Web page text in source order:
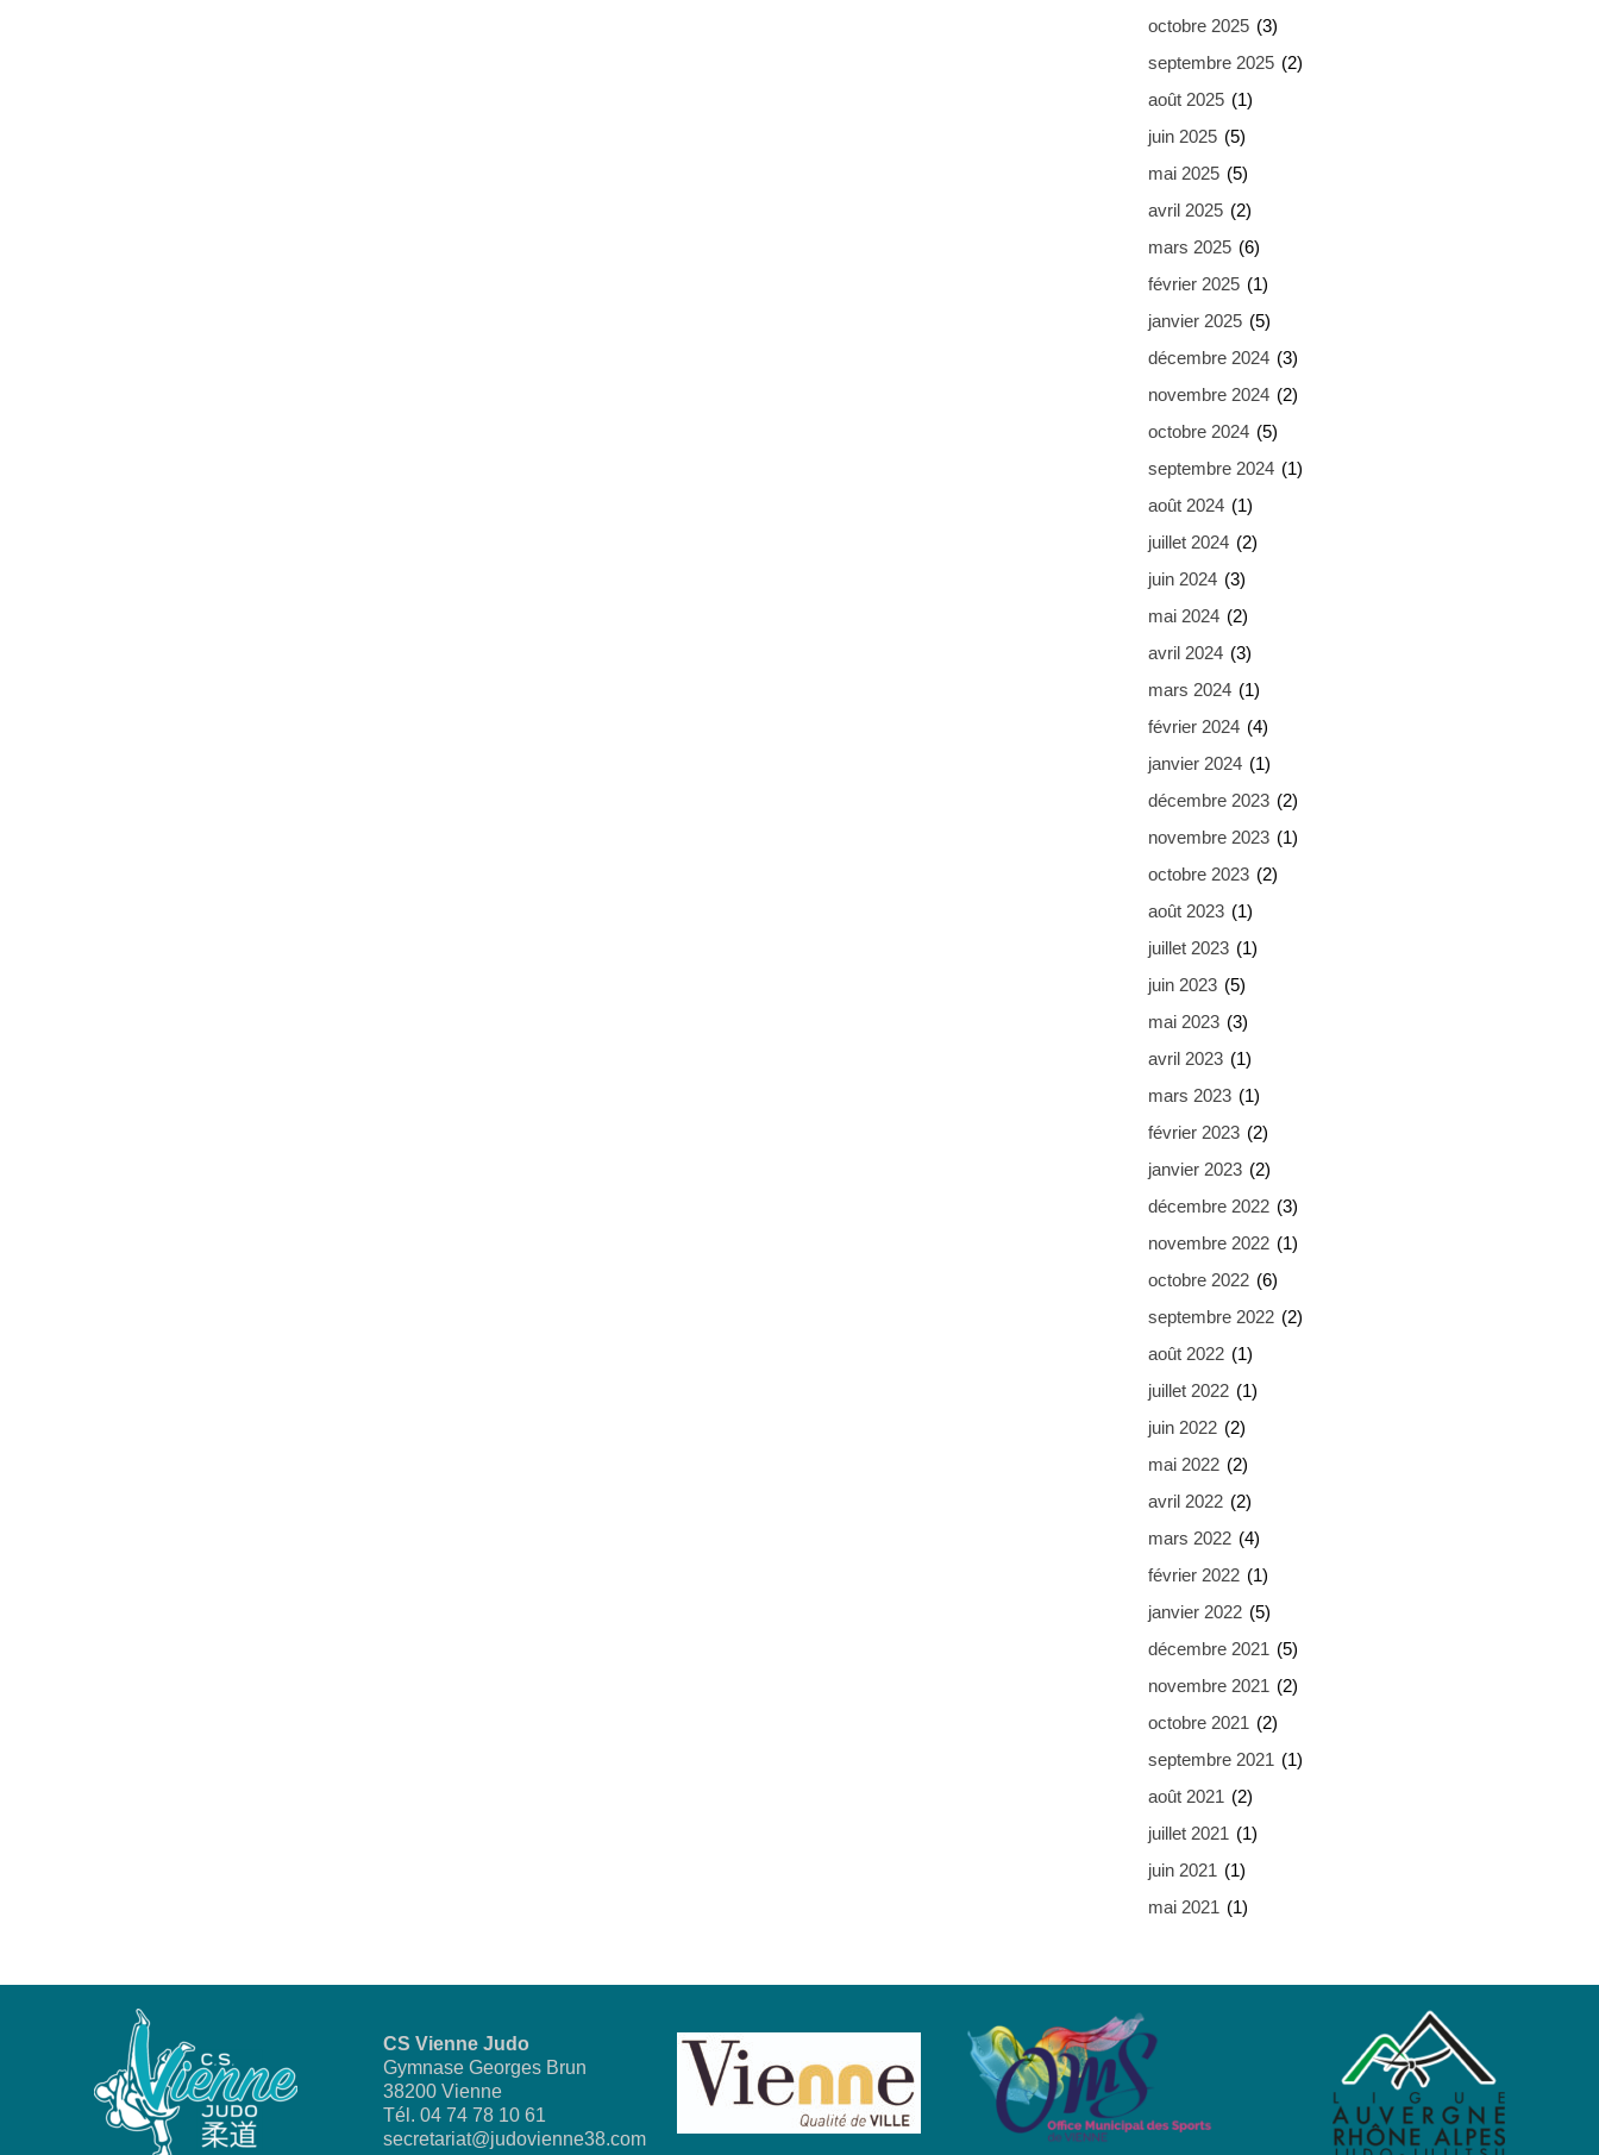
octobre 2025 (3)
septembre 2025 (2)
août 2025 (1)
juin 2025 (5)
mai 2025 (5)
avril 2025 (2)
mars 2025 (6)
février 2025 (1)
janvier 2025 (5)
décembre 2024 (3)
novembre 2024 (2)
octobre 2024 (5)
septembre 2024 (1)
août 2024 (1)
juillet 2024 (2)
juin 2024 (3)
mai 2024 (2)
avril 2024 (3)
mars 2024 (1)
février 2024 (4)
janvier 2024 (1)
décembre 2023 (2)
novembre 2023 (1)
octobre 2023 (2)
août 2023 (1)
juillet 2023 (1)
juin 2023 (5)
mai 2023 (3)
avril 2023 (1)
mars 2023 (1)
février 2023 (2)
janvier 2023 (2)
décembre 2022 (3)
novembre 2022 (1)
octobre 2022 (6)
septembre 2022 (2)
août 2022 (1)
juillet 2022 (1)
juin 2022 (2)
mai 2022 (2)
avril 2022 (2)
mars 2022 (4)
février 2022 (1)
janvier 2022 (5)
décembre 2021 (5)
novembre 2021 (2)
octobre 2021 (2)
septembre 2021 (1)
août 2021 (2)
juillet 2021 (1)
juin 2021 (1)
mai 2021 (1)
CS Vienne Judo
Gymnase Georges Brun
38200 Vienne
Tél. 04 74 78 10 61
secretariat@judovienne38.com